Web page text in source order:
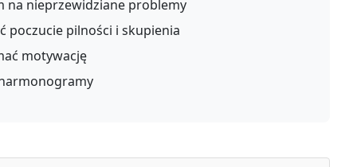
na nieprzewidziane problemy
poczucie pilności i skupienia
motywację